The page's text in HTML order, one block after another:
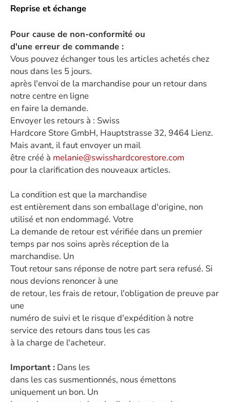
Reprise et échange
Pour cause de non-conformité ou
d'une erreur de commande :
Vous pouvez échanger tous les articles achetés chez
nous dans les 5 jours.
après l'envoi de la marchandise pour un retour dans
notre centre en ligne
en faire la demande.
Envoyer les retours à : Swiss
Hardcore Store GmbH, Hauptstrasse 32, 9464 Lienz.
Mais avant, il faut envoyer un mail
être créé à melanie@swisshardcorestore.com
pour la clarification des nouveaux articles.
La condition est que la marchandise
est entièrement dans son emballage d'origine, non
utilisé et non endommagé. Votre
La demande de retour est vérifiée dans un premier
temps par nos soins après réception de la
marchandise. Un
Tout retour sans réponse de notre part sera refusé. Si
nous devions renoncer à une
de retour, les frais de retour, l'obligation de preuve par
une
numéro de suivi et le risque d'expédition à notre
service des retours dans tous les cas
à la charge de l'acheteur.
Important : Dans les
dans les cas susmentionnés, nous émettons
uniquement un bon. Un